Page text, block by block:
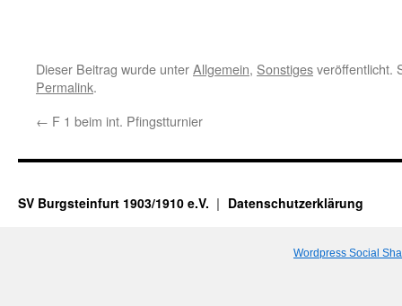
Dieser Beitrag wurde unterAllgemein, Sonstigesveröffentlicht.
Permalink.
← F 1 beim int. Pfingstturnier
SV Burgsteinfurt 1903/1910 e.V. Datenschutzerklärung
Wordpress Social